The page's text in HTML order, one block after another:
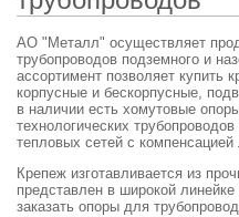
АО "Металл" осуществляет
трубопроводов подземного и
ассортимент позволяет купить
корпусные и бескорпусные,
в наличии есть хомутовые
технологических
тепловых сетей с
Крепеж изготавливается из
представлен в широкой
заказать опоры для